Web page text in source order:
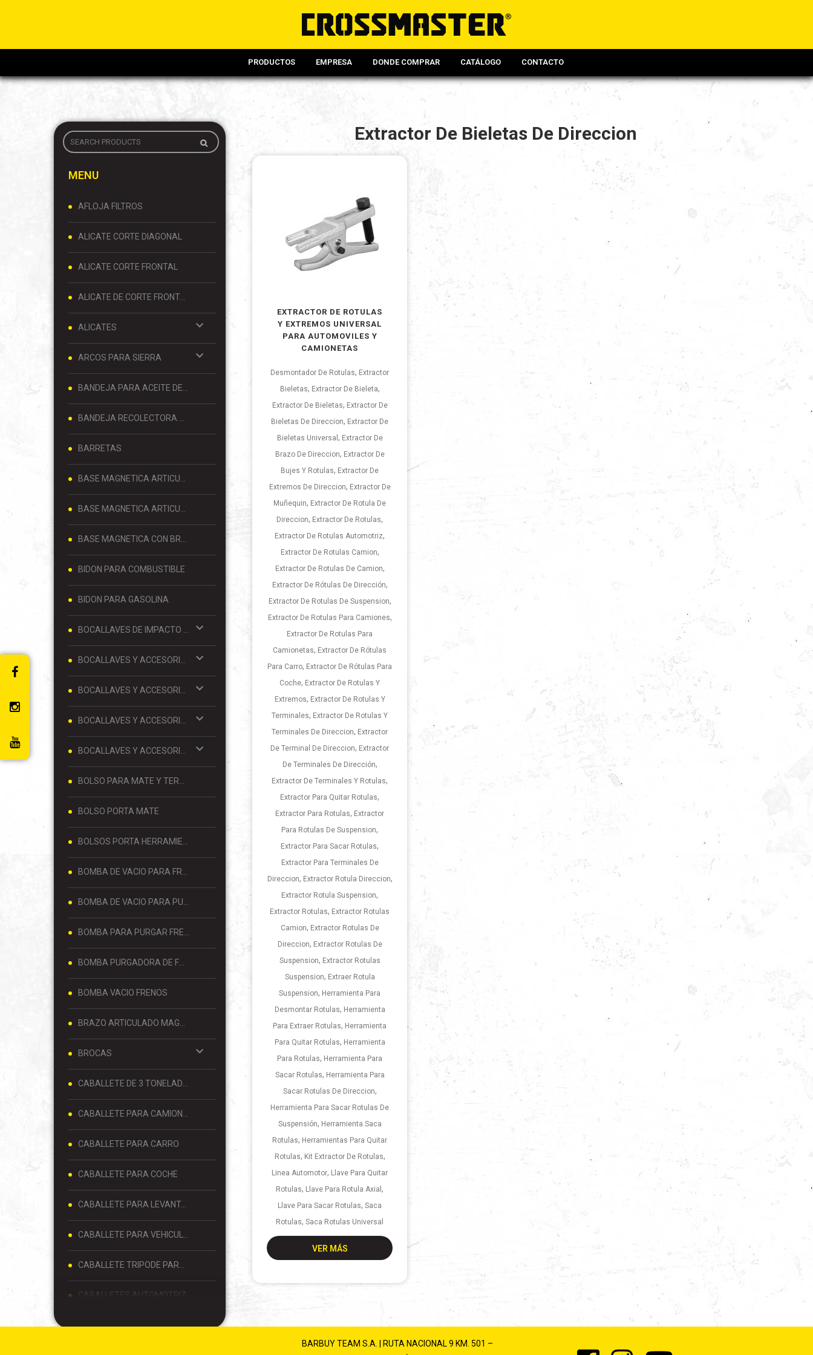
PRODUCTOS EMPRESA DONDE COMPRAR CATÁLOGO CONTACTO
MENU
AFLOJA FILTROS
ALICATE CORTE DIAGONAL
ALICATE CORTE FRONTAL
ALICATE DE CORTE FRONTAL 8 PULGADAS
ALICATES
ARCOS PARA SIERRA
BARRETAS
BIDON PARA COMBUSTIBLE
BIDON PARA GASOLINA
BOLSO PORTA MATE
BOMBA VACIO FRENOS
BROCAS
CABALLETE PARA CARRO
CABALLETE PARA COCHE
CABALLETE PARA LEVANTAR AUTO
CABALLETES AUTOMOTRIZ
CABALLETES DE HIERRO PARA AUTOS
Extractor De Bieletas De Direccion
EXTRACTOR DE ROTULAS
Y EXTREMOS UNIVERSAL
PARA AUTOMOVILES Y
CAMIONETAS
Desmontador De Rotulas, Extractor
Bieletas, Extractor De Bieleta,
Extractor De Bieletas, Extractor De
Bieletas De Direccion, Extractor De
Bieletas Universal , Extractor De
Brazo De Direccion, Extractor De
Bujes Y Rotulas, Extractor De
Extremos De Direccion, Extractor De
Muñequin, Extractor De Rotula De
Direccion, Extractor De Rotulas,
Extractor De Rotulas Automotriz,
Extractor De Rotulas Camion,
Extractor De Rotulas De Camion,
Extractor De Rótulas De Dirección,
Extractor De Rotulas De Suspension,
Extractor De Rotulas Para Camiones,
Extractor De Rotulas Para
Camionetas, Extractor De Rótulas
Para Carro, Extractor De Rótulas Para
Coche, Extractor De Rotulas Y
Extremos, Extractor De Rotulas Y
Terminales, Extractor De Rotulas Y
Terminales De Direccion, Extractor
De Terminal De Direccion, Extractor
De Terminales De Dirección,
Extractor De Terminales Y Rotulas,
Extractor Para Quitar Rotulas,
Extractor Para Rotulas, Extractor
Para Rotulas De Suspension,
Extractor Para Sacar Rotulas,
Extractor Para Terminales De
Direccion, Extractor Rotula Direccion,
Extractor Rotula Suspension,
Extractor Rotulas, Extractor Rotulas
Camion, Extractor Rotulas De
Direccion, Extractor Rotulas De
Suspension, Extractor Rotulas
Suspension, Extraer Rotula
Suspension, Herramienta Para
Desmontar Rotulas, Herramienta
Para Extraer Rotulas, Herramienta
Para Quitar Rotulas, Herramienta
Para Rotulas, Herramienta Para
Sacar Rotulas, Herramienta Para
Sacar Rotulas De Direccion,
Herramienta Para Sacar Rotulas De
Suspensión, Herramienta Saca
Rotulas, Herramientas Para Quitar
Rotulas, Kit Extractor De Rotulas,
Linea Automotor, Llave Para Quitar
Rotulas, Llave Para Rotula Axial,
Llave Para Sacar Rotulas,Saca
Rotulas,Saca Rotulas Universal
VER MÁS
BARBUY TEAM S.A. | RUTA NACIONAL 9 KM. 501 –